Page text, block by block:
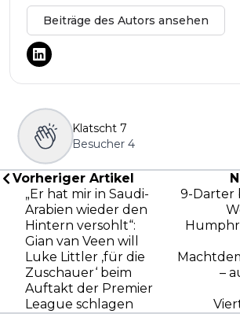
Beiträge des Autors ansehen
Klatscht 7
Besucher 4
Vorheriger Artikel
„Er hat mir in Saudi-
Arabien wieder den
Hintern versohlt“:
Gian van Veen will
Luke Littler ‚für die
Zuschauer‘ beim
Auftakt der Premier
League schlagen
9-Darter
–